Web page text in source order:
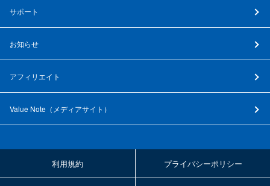
サポート
お知らせ
アフィリエイト
Value Note（ メディアサイト ）
利用規約 プライバシーポリシー